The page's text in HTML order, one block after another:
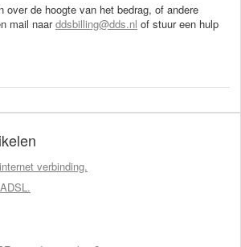
over de hoogte van het bedrag, of andere
mail naarddsbilling@dds.nl of stuur een hulp
verbinding.